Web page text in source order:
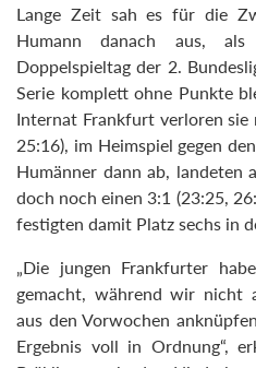
Lange Zeit sah es für die
Humann danach aus,
Doppelspieltag der 2.
Serie komplett ohne Punkte
Internat Frankfurt verloren
25:16), im Heimspiel gegen
Humänner dann ab, landeten
doch noch einen 3:1 (23:25,
festigten damit Platz sechs in
„Die jungen Frankfurter
gemacht, während wir nicht
aus den Vorwochen
Ergebnis voll in Ordnung“,